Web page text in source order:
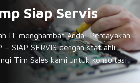
Siap Servis
IT menghambat Anda! Percayakan
– SIAP SERVIS dengan staf ahli
Tim Sales kami untuk konsultasi